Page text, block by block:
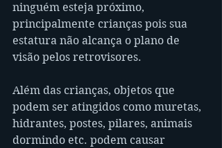
ninguém esteja próximo,
principalmente crianças pois sua
estatura não alcança o plano de
visão pelos retrovisores.
Além das crianças, objetos que
podem ser atingidos como muretas,
hidrantes, postes, pilares, animais
dormindo etc. podem causar